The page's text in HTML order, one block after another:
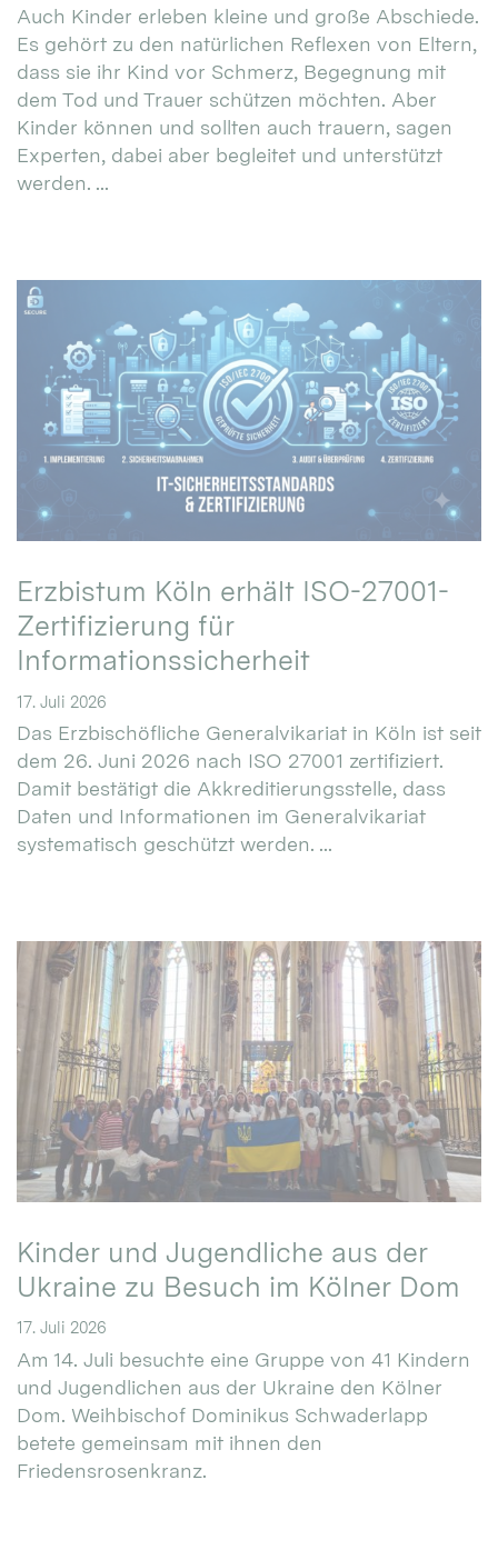
Auch Kinder erleben kleine und große Abschiede.
Es gehört zu den natürlichen Reflexen von Eltern,
dass sie ihr Kind vor Schmerz, Begegnung mit
dem Tod und Trauer schützen möchten. Aber
Kinder können und sollten auch trauern, sagen
Experten, dabei aber begleitet und unterstützt
werden. ...
Erzbistum Köln erhält ISO-27001-
Zertifizierung für
Informationssicherheit
17. Juli 2026
Das Erzbischöfliche Generalvikariat in Köln ist seit
dem 26. Juni 2026 nach ISO 27001 zertifiziert.
Damit bestätigt die Akkreditierungsstelle, dass
Daten und Informationen im Generalvikariat
systematisch geschützt werden. ...
Kinder und Jugendliche aus der
Ukraine zu Besuch im Kölner Dom
17. Juli 2026
Am 14. Juli besuchte eine Gruppe von 41 Kindern
und Jugendlichen aus der Ukraine den Kölner
Dom. Weihbischof Dominikus Schwaderlapp
betete gemeinsam mit ihnen den
Friedensrosenkranz.